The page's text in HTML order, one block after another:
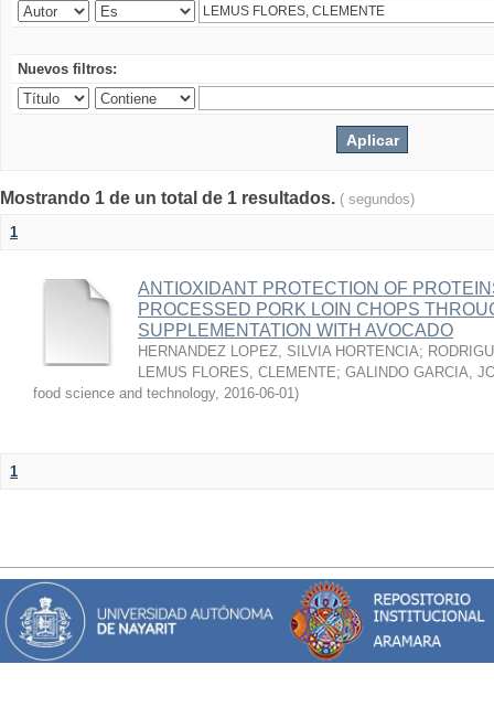
Nuevos filtros:
Mostrando 1 de un total de 1 resultados. ( segundos)
1
ANTIOXIDANT PROTECTION OF
PROCESSED PORK LOIN CHOPS
SUPPLEMENTATION WITH AVOCADO
HERNANDEZ LOPEZ, SILVIA HORTENCIA;
LEMUS FLORES, CLEMENTE; GALINDO GARCIA,
food science and technology, 2016-06-01)
1